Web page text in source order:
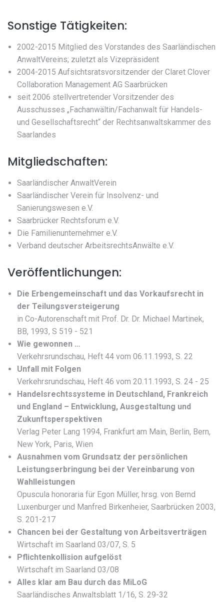
Sonstige Tätigkeiten:
2002-2015 Mitglied des Vorstandes des Saarländischen
AnwaltVereins; zuletzt als Vizepräsident
2004-2015 Aufsichtsratsvorsitzender der Claret Clover
Collaboration Management AG Saarbrücken
seit 2006 stellvertretender Vorsitzender des
Ausschusses „Fachanwältin/Fachanwalt für Handels-
und Gesellschaftsrecht“ der Rechtsanwaltskammer des
Saarlandes
Mitgliedschaften:
Saarländischer AnwaltVerein
Saarländischer Verein für Insolvenz- und
Sanierungswesen e.V.
Saarbrücker Rechtsforum e.V.
Die Familienunternehmer e.V.
Verband deutscher ArbeitsrechtsAnwälte e.V.
Veröffentlichungen:
Die Erbengemeinschaft und das Vorkaufsrecht in
der Teilungsversteigerung
in Co-Autorenschaft mit Prof. Dr. Dr. Michael Martinek,
BB, 1993, S 519 - 521
Wie gewonnen …
Verkehrsrundschau, Heft 44 vom 06.11.1993, S. 22
Unfall mit Folgen
Verkehrsrundschau, Heft 46 vom 20.11.1993, S. 24 - 25
Handelsrechtssysteme in Deutschland, Frankreich
und England – Entwicklung, Ausgestaltung und
Zukunftsperspektiven
Verlag Peter Lang 1994, Frankfurt am Main, Berlin, Bern,
New York, Paris, Wien
Ausnahmen vom Grundsatz der persönlichen
Leistungserbringung bei der Vereinbarung von
Wahlleistungen
Opuscula honoraria für Egon Müller, hrsg. von Bernd
Luxenburger und Manfred Birkenheier, Saarbrücken 2003,
S. 201-217
Chancen bei der Gestaltung von Arbeitsverträgen
Wirtschaft im Saarland 03/07, S. 5
Pflichtenkollision aufgelöst
Wirtschaft im Saarland 03/08
Alles klar am Bau durch das MiLoG
Saarländisches Anwaltsblatt 1/16, S. 29-32